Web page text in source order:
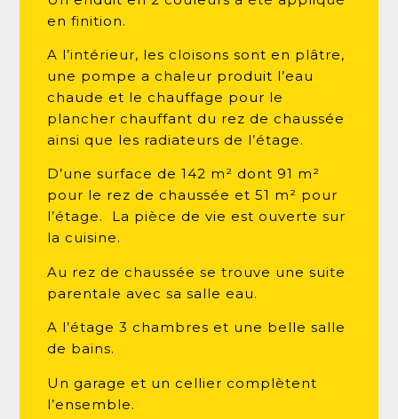
en finition.
A l’intérieur, les cloisons sont en plâtre,
une pompe a chaleur produit l’eau
chaude et le chauffage pour le
plancher chauffant du rez de chaussée
ainsi que les radiateurs de l’étage.
D’une surface de 142 m² dont 91 m²
pour le rez de chaussée et 51 m² pour
l’étage. La pièce de vie est ouverte sur
la cuisine.
Au rez de chaussée se trouve une suite
parentale avec sa salle eau.
A l’étage 3 chambres et une belle salle
de bains.
Un garage et un cellier complètent
l’ensemble.